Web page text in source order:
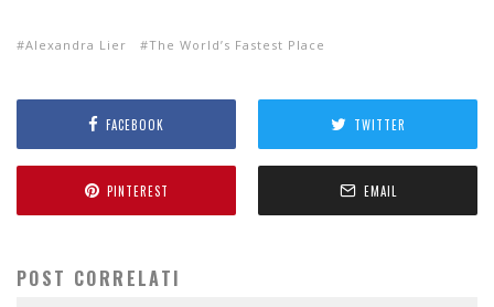
Alexandra Lier The World’s Fastest Place
FACEBOOK TWITTER
PINTEREST EMAIL
POST CORRELATI